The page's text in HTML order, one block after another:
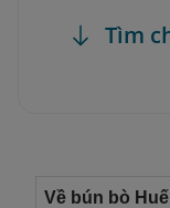
Tìm
Về bún bò